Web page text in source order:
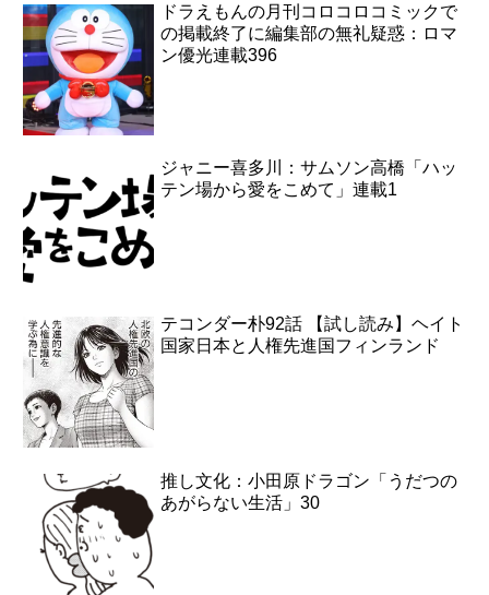
ドラえもんの月刊コロコロコミックで
の掲載終了に編集部の無礼疑惑：ロマ
ン優光連載396
ジャニー喜多川：サムソン高橋「ハッ
テン場から愛をこめて」連載1
テコンダー朴92話 【試し読み】ヘイト
国家日本と人権先進国フィンランド
推し文化：小田原ドラゴン「うだつの
あがらない生活」30